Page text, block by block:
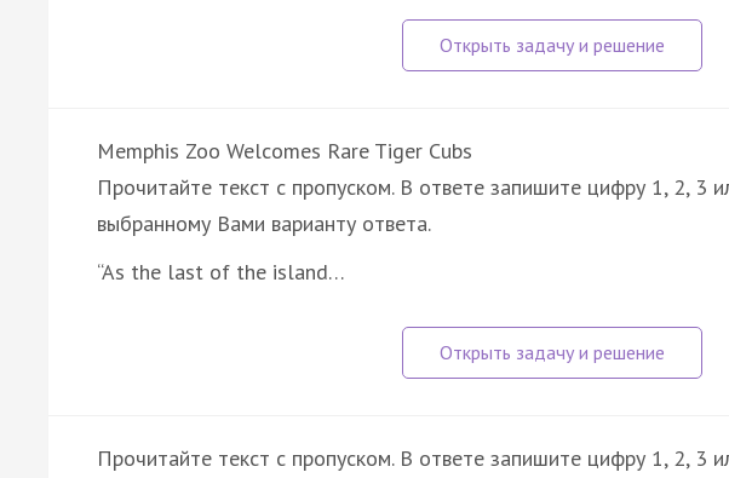
Memphis Zoo Welcomes Rare Tiger Cubs
Прочитайте текст с пропуском. В ответе запишите цифру 1, 2, 3
выбранному Вами варианту ответа.
“As the last of the island…
Прочитайте текст с пропуском. В ответе запишите цифру 1, 2, 3